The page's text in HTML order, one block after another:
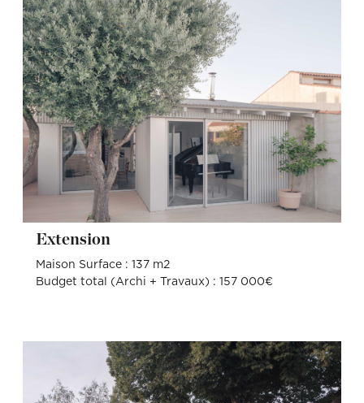
Extension
Maison Surface : 137 m2
Budget total (Archi + Travaux) : 157 000€